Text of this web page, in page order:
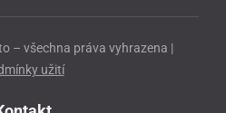
– všechna práva vyhrazena |
užití